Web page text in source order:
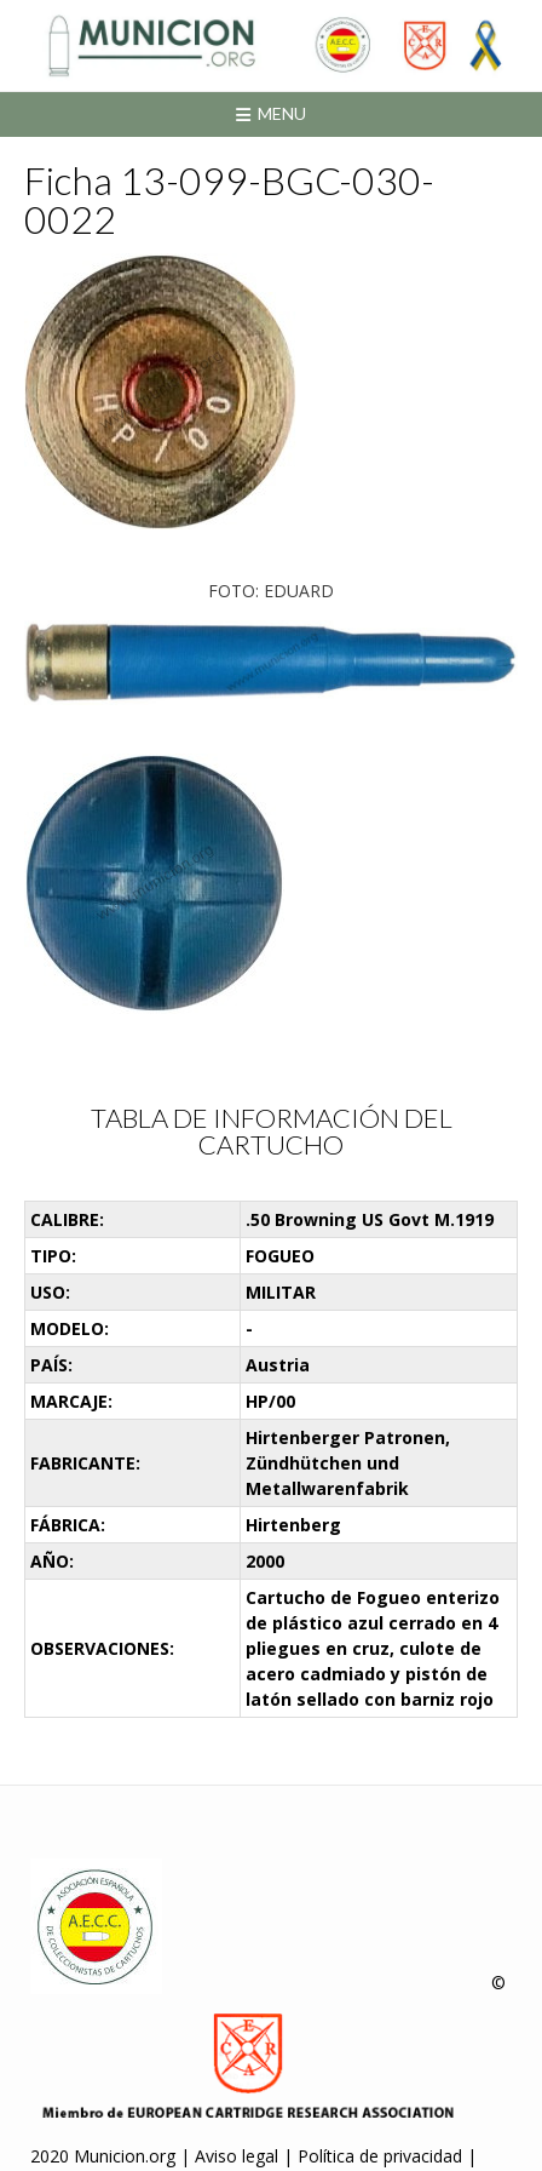
contenido
MENU
Ficha 13-099-BGC-030-
0022
FOTO: EDUARD
TABLA DE INFORMACIÓN DEL
CARTUCHO
CALIBRE:
.50 Browning US Govt M.1919
TIPO:
FOGUEO
USO:
MILITAR
MODELO:
-
PAÍS:
Austria
MARCAJE:
HP/00
FABRICANTE:
Hirtenberger Patronen,
Zündhütchen und
Metallwarenfabrik
FÁBRICA:
Hirtenberg
AÑO:
2000
OBSERVACIONES:
Cartucho de Fogueo enterizo
de plástico azul cerrado en 4
pliegues en cruz, culote de
acero cadmiado y pistón de
latón sellado con barniz rojo
©
2020 Municion.org | Aviso legal | Política de privacidad |